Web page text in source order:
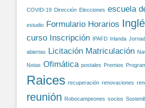
COVID-19 Dirección Elecciones escuela
estudio Formulario Horarios
curso Inscripción IPAFD Irlanda
abiertas Licitación Matriculación
Notas Ofimática postales Premios
Raices recuperación renovaciones
reunión Robocampeones socios